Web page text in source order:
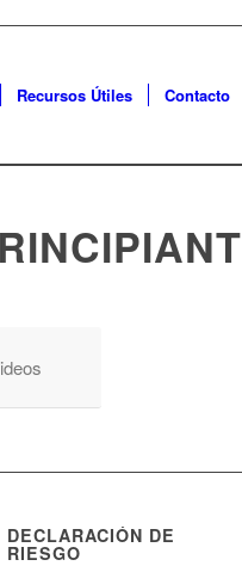
Recursos Útiles Contacto
DECLARACIÓN DE
RIESGO